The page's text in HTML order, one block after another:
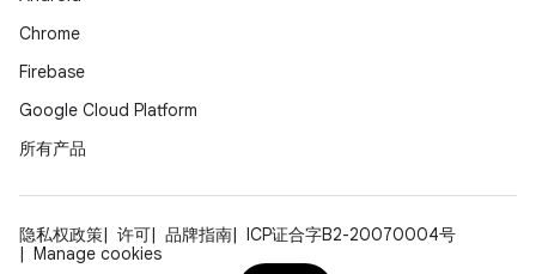
Chrome
Firebase
Google Cloud Platform
所有产品
隐私权政策 许可 品牌指南
ICP证合字B2-20070004号
Manage cookies